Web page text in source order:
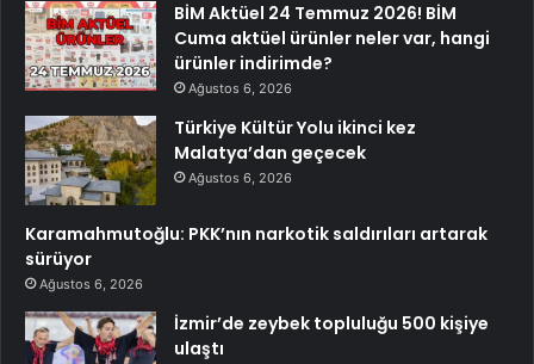
BİM Aktüel 24 Temmuz 2026! BİM
Cuma aktüel ürünler neler var, hangi
ürünler indirimde?
Ağustos 6, 2026
Türkiye Kültür Yolu ikinci kez
Malatya’dan geçecek
Ağustos 6, 2026
Karamahmutoğlu: PKK’nın narkotik saldırıları artarak
sürüyor
Ağustos 6, 2026
İzmir’de zeybek topluluğu 500 kişiye
ulaştı